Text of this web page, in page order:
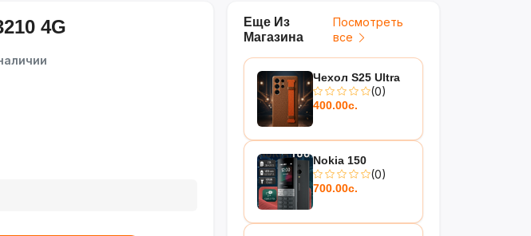
4G
Еще Из
Магазина
Посмотреть
все
Чехол S25 Ultra
(0)
400.00с.
Nokia 150
(0)
700.00с.